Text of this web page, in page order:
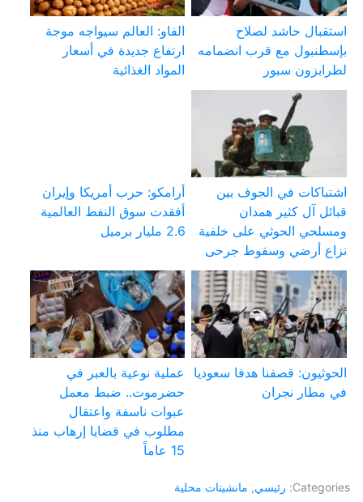
استقبال حاشد لصلاح
بإسطنبول مع قرب انضمامه
لطرابزون سبور
الفاو: العالم سيواجه موجة
ارتفاع جديدة في أسعار
المواد الغذائية
اشتباكات في الجوف بين
قبائل آل كثير همدان
ومسلحي الحوثي على خلفية
نزاع أرضي وسقوط جرحى
أرامكو: حرب أمريكا وإيران
أفقدت سوق النفط العالمية
2.6 مليار برميل
الحوثيون: قصفنا هدفا سعوديا
في مطار نجران
عملية نوعية بالعبر في
حضرموت.. ضبط معمل
عبوات ناسفة واعتقال
مطلوب في قضايا إرهاب منذ
15 عاماً
Categories: رئيسي, مانشيتات محلية